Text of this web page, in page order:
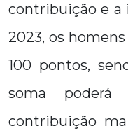
contribuição e a
2023, os
100 pontos,
soma
contribuição